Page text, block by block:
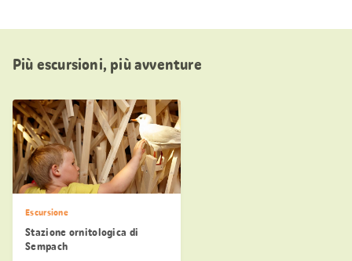
Più escursioni, più avventure
Escursione
Stazione ornitologica di
Sempach